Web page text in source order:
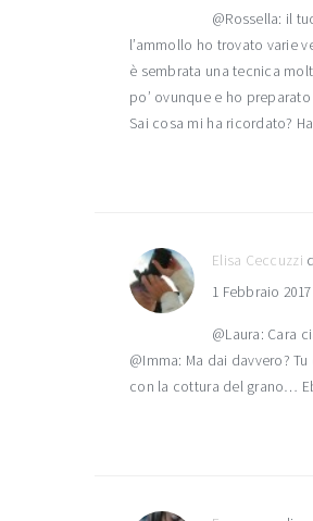
@Rossella: il
l’ammollo ho trovato varie
è sembrata una tecnica
po’ ovunque e ho
Sai cosa mi ha ricordato?
Elisa Ceccuzzi
1 Febbraio
@Laura: Cara
@Imma: Ma dai davvero?
con la cottura del grano…